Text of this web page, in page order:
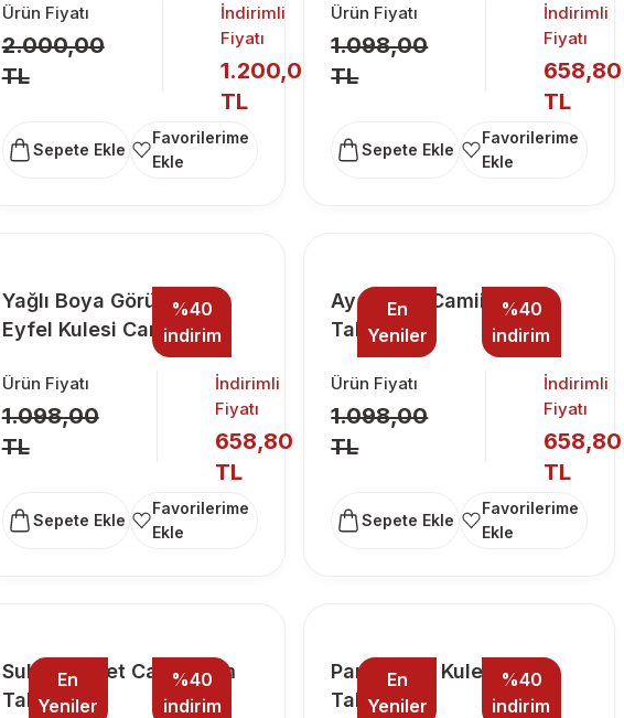
Ürün Fiyatı
2.000,00
TL
İndirimli
Fiyatı
1.200,00
TL
Sepete Ekle
Ürün Fiyatı
1.098,00
TL
İndirimli
Fiyatı
658,80
TL
Sepete Ekle
%40
indirim
Yağlı Boya Görünümlü
Eyfel Kulesi Cam Tablo
Ürün Fiyatı
1.098,00
TL
İndirimli
Fiyatı
658,80
TL
Sepete Ekle
%40
indirim
En
Yeniler
Ayasofya Camii Cam
Tablo
Ürün Fiyatı
1.098,00
TL
İndirimli
Fiyatı
658,80
TL
Sepete Ekle
%40
indirim
En
Yeniler
Sultanahmet Camii Cam
Tablo
%40
indirim
En
Yeniler
Paris Eyfel Kulesi Cam
Tablo